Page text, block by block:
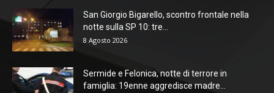
San Giorgio Bigarello, scontro frontale nella
notte sulla SP 10: tre...
8 Agosto 2026
Sermide e Felonica, notte di terrore in
famiglia: 19enne aggredisce madre...